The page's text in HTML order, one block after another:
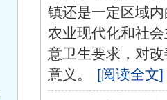
镇还是一定区域
农业现代化和社
意卫生要求，对
意义。
[阅读全文]